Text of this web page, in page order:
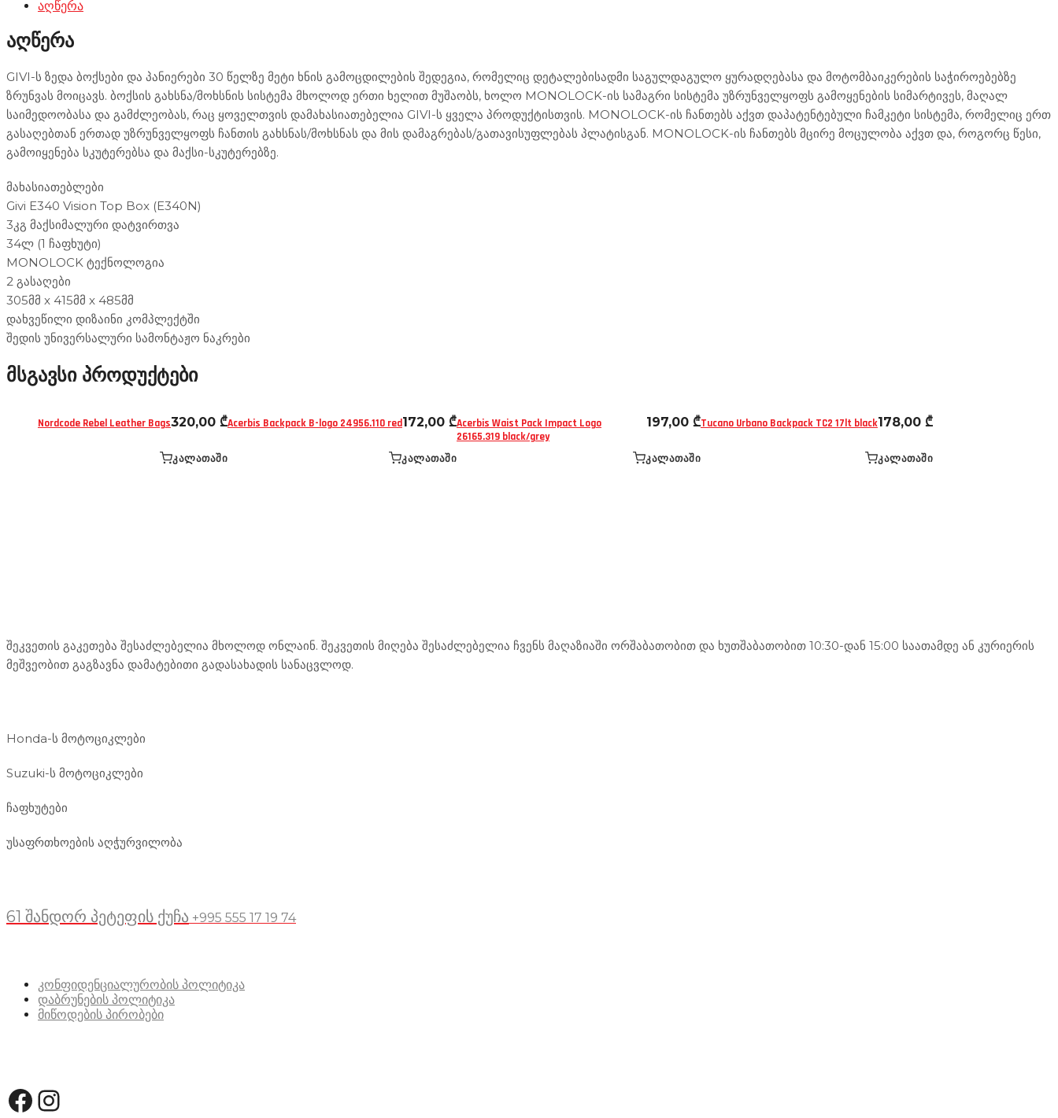
აღწერა
აღწერა
GIVI-ს ზედა ბოქსები და პანიერები 30 წელზე მეტი ხნის გამოცდილების შედეგია, რომელიც დეტალებისადმი საგულდაგულო ყურადღებასა და მოტომბაიკერების საჭიროებებზე
ზრუნვას მოიცავს. ბოქსის გახსნა/მოხსნის სისტემა მხოლოდ ერთი ხელით მუშაობს, ხოლო MONOLOCK-ის სამაგრი სისტემა უზრუნველყოფს გამოყენების სიმარტივეს, მაღალ
საიმედოობასა და გამძლეობას, რაც ყოველთვის დამახასიათებელია GIVI-ს ყველა პროდუქტისთვის. MONOLOCK-ის ჩანთებს აქვთ დაპატენტებული ჩამკეტი სისტემა, რომელიც ერთ
გასაღებთან ერთად უზრუნველყოფს ჩანთის გახსნას/მოხსნას და მის დამაგრებას/გათავისუფლებას პლატისგან. MONOLOCK-ის ჩანთებს მცირე მოცულობა აქვთ და, როგორც წესი,
გამოიყენება სკუტერებსა და მაქსი-სკუტერებზე.
მახასიათებლები
Givi E340 Vision Top Box (E340N)
3კგ მაქსიმალური დატვირთვა
34ლ (1 ჩაფხუტი)
MONOLOCK ტექნოლოგია
2 გასაღები
305მმ x 415მმ x 485მმ
დახვეწილი დიზაინი კომპლექტში
შედის უნივერსალური სამონტაჟო ნაკრები
მსგავსი პროდუქტები
ზურგჩანთები - რბილი ჩანთები
Nordcode Rebel Leather Bags320,00 ₾
ᲙᲐᲚᲐᲗᲐᲨᲘ
Acerbis Backpack B-logo 24956.110 red172,00 ₾
ᲙᲐᲚᲐᲗᲐᲨᲘ
Acerbis Waist Pack Impact Logo
26165.319 black/grey
197,00 ₾
ᲙᲐᲚᲐᲗᲐᲨᲘ
Tucano Urbano Backpack TC2 17lt black178,00 ₾
ᲙᲐᲚᲐᲗᲐᲨᲘ
შეკვეთის გაკეთება შესაძლებელია მხოლოდ ონლაინ. შეკვეთის მიღება შესაძლებელია ჩვენს მაღაზიაში ორშაბათობით და ხუთშაბათობით 10:30-დან 15:00 საათამდე ან კურიერის
მეშვეობით გაგზავნა დამატებითი გადასახადის სანაცვლოდ.
Honda-ს მოტოციკლები
Suzuki-ს მოტოციკლები
ჩაფხუტები
უსაფრთხოების აღჭურვილობა
61 შანდორ პეტეფის ქუჩა +995 555 17 19 74
კონფიდენციალურობის პოლიტიკა
დაბრუნების პოლიტიკა
მიწოდების პირობები
Facebook
Instagram